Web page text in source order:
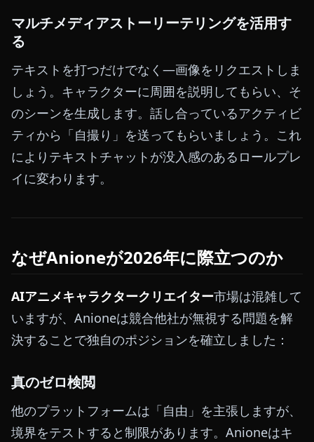
マルチメディアストーリーテリングを活用す
る
テキストを打つだけでなく—画像をリクエストしま
しょう。キャラクターに周囲を説明してもらい、そ
のシーンを生成します。話し合っているアクティビ
ティから「自撮り」を送ってもらいましょう。これ
によりテキストチャットが没入感のあるロールプレ
イに変わります。
なぜAnioneが2026年に際立つのか
AIアニメキャラクタークリエイター市場は混雑して
いますが、Anioneは競合他社が無視する問題を解
決することで独自のポジションを確立しました：
真のゼロ検閲
他のプラットフォームは「自由」を主張しますが、
境界をテストすると制限があります。Anioneはキ